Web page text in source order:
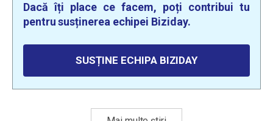
Dacă îți place ce facem, poți contribui tu
pentru susținerea echipei Biziday.
SUSȚINE ECHIPA BIZIDAY